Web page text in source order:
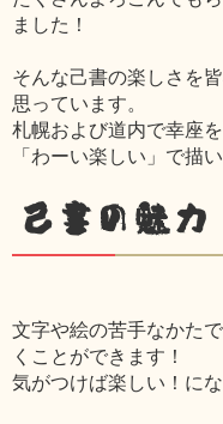
ました！
そんな己書の楽しさを
思っています。
札幌および道内で幸座を
「わーい楽しい」で描
己書の魅力
文字や絵の苦手なかた
くことができます！
気がつけば楽しい！にな